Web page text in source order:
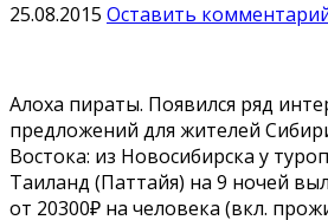
25.08.2015 Оставить
Алоха пираты. Появился ряд
предложений для жителей
Востока: из Новосибирска у
Таиланд (Паттайя) на 9 ночей
от 20300₽ на человека (вкл.